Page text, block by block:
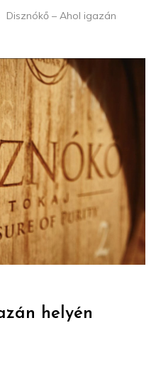
Disznókő – Ahol igazán
helyén